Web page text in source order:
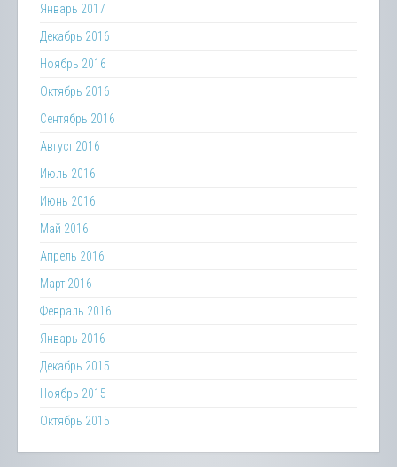
Январь 2017
Декабрь 2016
Ноябрь 2016
Октябрь 2016
Сентябрь 2016
Август 2016
Июль 2016
Июнь 2016
Май 2016
Апрель 2016
Март 2016
Февраль 2016
Январь 2016
Декабрь 2015
Ноябрь 2015
Октябрь 2015